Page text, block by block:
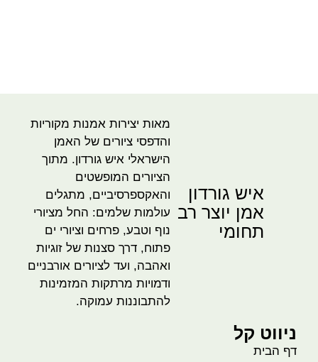
איש גורדון
אמן יוצר רב
תחומי
מאות יצירות אמנות מקוריות
והדפסי ציורים של האמן
הישראלי איש גורדון. מתוך
הציורים המופשטים
והאקספרסיביים, מתגלים
עולמות שלמים: החל מציורי
נוף וטבע, פרחים וציורי ים
פתוח, דרך סצנות של זוגיות
ואהבה, ועד לציורים אורבניים
ודמויות מרתקות המזמינות
להתבוננות עמוקה.
ניווט קל
דף הבית